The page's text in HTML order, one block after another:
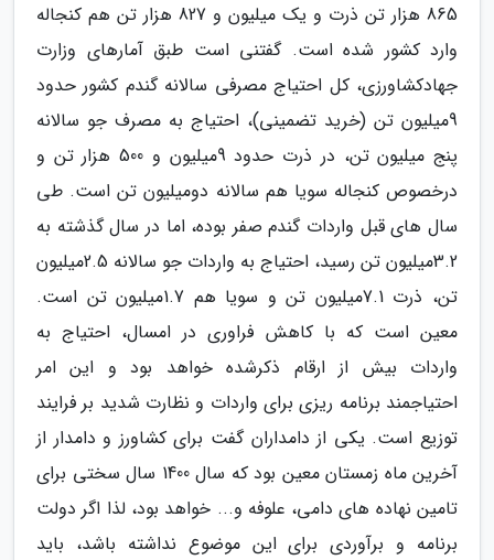
865 هزار تن ذرت و یک میلیون و 827 هزار تن هم کنجاله
وارد کشور شده است. گفتنی است طبق آمارهای وزارت
جهادکشاورزی، کل احتیاج مصرفی سالانه گندم کشور حدود
9میلیون تن (خرید تضمینی)، احتیاج به مصرف جو سالانه
پنج میلیون تن، در ذرت حدود 9میلیون و 500 هزار تن و
درخصوص کنجاله سویا هم سالانه دومیلیون تن است. طی
سال های قبل واردات گندم صفر بوده، اما در سال گذشته به
3.2میلیون تن رسید، احتیاج به واردات جو سالانه 2.5میلیون
تن، ذرت 7.1میلیون تن و سویا هم 1.7میلیون تن است.
معین است که با کاهش فراوری در امسال، احتیاج به
واردات بیش از ارقام ذکرشده خواهد بود و این امر
احتیاجمند برنامه ریزی برای واردات و نظارت شدید بر فرایند
توزیع است. یکی از دامداران گفت برای کشاورز و دامدار از
آخرین ماه زمستان معین بود که سال 1400 سال سختی برای
تامین نهاده های دامی، علوفه و... خواهد بود، لذا اگر دولت
برنامه و برآوردی برای این موضوع نداشته باشد، باید